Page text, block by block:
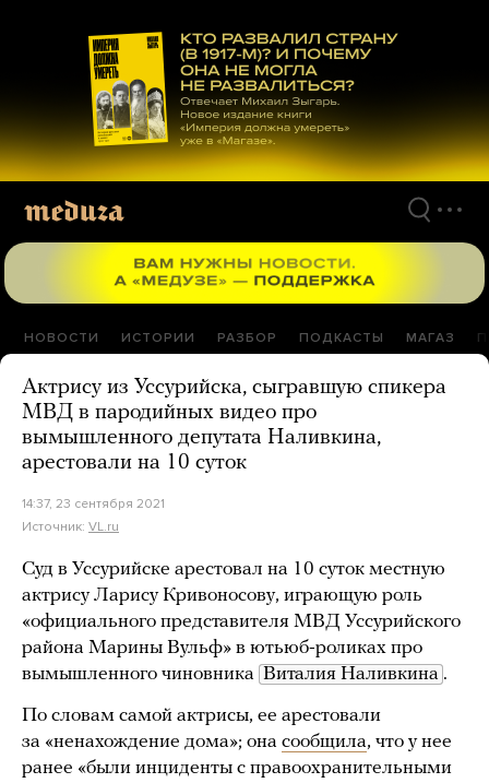
материалам
НОВОСТИ ИСТОРИИ РАЗБОР ПОДКАСТЫ МАГАЗ
Актрису из Уссурийска, сыгравшую спикера
МВД в пародийных видео про
вымышленного депутата Наливкина,
арестовали на 10 суток
14:37, 23 сентября 2021
Источник: VL.ru
Суд в Уссурийске арестовал на 10 суток местную
актрису Ларису Кривоносову, играющую роль
«официального представителя МВД Уссурийского
района Марины Вульф» в ютьюб-роликах про
вымышленного чиновника Виталия Наливкина .
По словам самой актрисы, ее арестовали
за «ненахождение дома»; она сообщила, что у нее
ранее «были инциденты с правоохранительными